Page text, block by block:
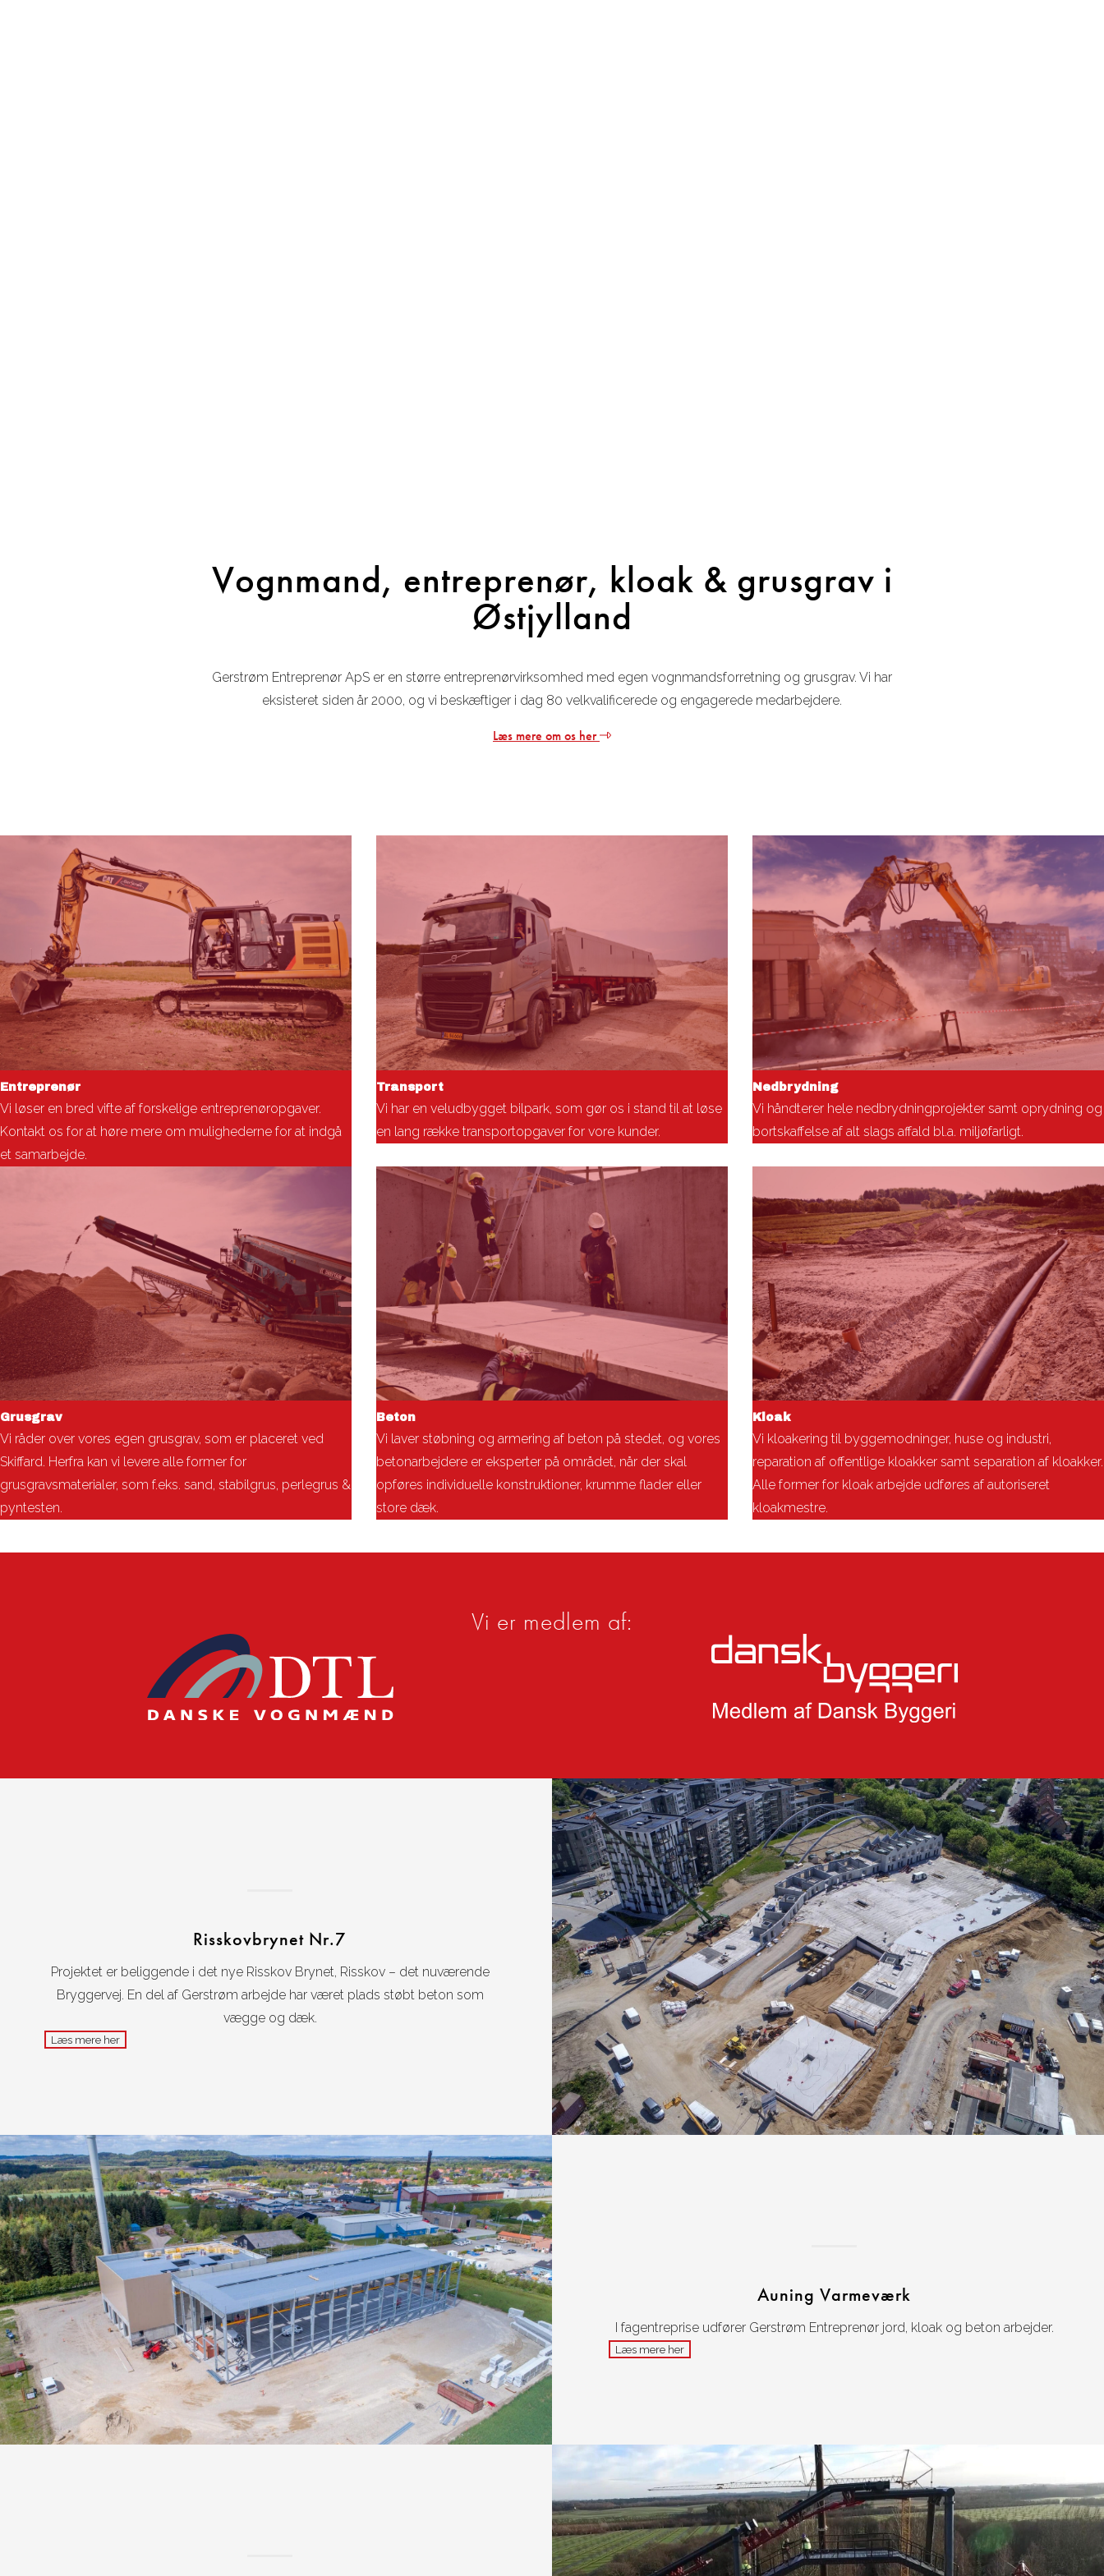
Vognmand, entreprenør, kloak & grusgrav i
Østjylland
Gerstrøm Entreprenør ApS er en større entreprenørvirksomhed med egen vognmandsforretning og grusgrav. Vi har
eksisteret siden år 2000, og vi beskæftiger i dag 80 velkvalificerede og engagerede medarbejdere.
Læs mere om os her
Entreprenør
Vi løser en bred vifte af forskelige entreprenøropgaver.
Kontakt os for at høre mere om mulighederne for at indgå
et samarbejde.
Transport
Vi har en veludbygget bilpark, som gør os i stand til at løse
en lang række transportopgaver for vore kunder.
Nedbrydning
Vi håndterer hele nedbrydningprojekter samt oprydning og
bortskaffelse af alt slags affald bl.a. miljøfarligt.
Grusgrav
Vi råder over vores egen grusgrav, som er placeret ved
Skiffard. Herfra kan vi levere alle former for
grusgravsmaterialer, som f.eks. sand, stabilgrus, perlegrus &
pyntesten.
Beton
Vi laver støbning og armering af beton på stedet, og vores
betonarbejdere er eksperter på området, når der skal
opføres individuelle konstruktioner, krumme flader eller
store dæk.
Kloak
Vi kloakering til byggemodninger, huse og industri,
reparation af offentlige kloakker samt separation af kloakker.
Alle former for kloak arbejde udføres af autoriseret
kloakmestre.
Vi er medlem af:
Risskovbrynet Nr.7
Projektet er beliggende i det nye Risskov Brynet, Risskov – det nuværende
Bryggervej. En del af Gerstrøm arbejde har været plads støbt beton som
vægge og dæk.
Læs mere her
Auning Varmeværk
I fagentreprise udfører Gerstrøm Entreprenør jord, kloak og beton arbejder.
Læs mere her